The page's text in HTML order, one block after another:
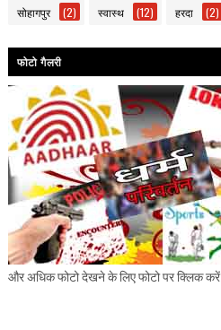
सोहागपुर (2) स्वास्थ (12) हरदा (2)
फोटो गैलरी
और अधिक फोटो देखने के लिए फोटो पर क्लिक करें